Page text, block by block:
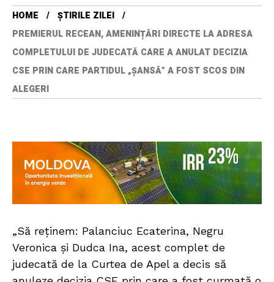
HOME
ȘTIRILE ZILEI
PREMIERUL RECEAN, AMENINȚĂRI DIRECTE LA ADRESA
COMPLETULUI DE JUDECATĂ CARE A ANULAT DECIZIA
CSE PRIN CARE PARTIDUL „ȘANSĂ” A FOST SCOS DIN
ALEGERI
„Să reținem: Palanciuc Ecaterina, Negru
Veronica și Dudca Ina, acest complet de
judecată de la Curtea de Apel a decis să